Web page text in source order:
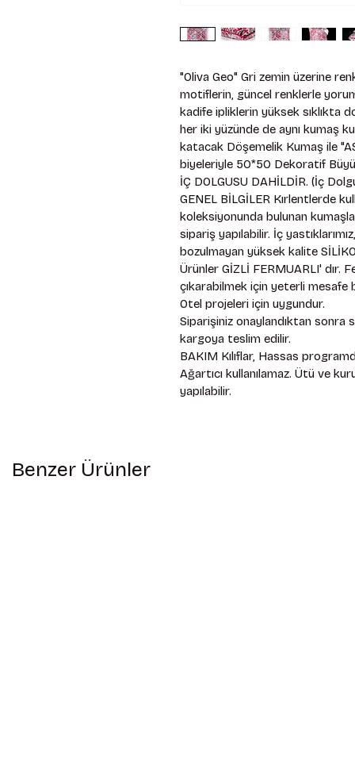
"Oliva Geo" Gri zemin üzerine
motiflerin, güncel renklerle
kadife ipliklerin yüksek sıklıkta
her iki yüzünde de aynı kumaş
katacak Döşemelik Kumaş ile
biyeleriyle 50*50 Dekoratif
İÇ DOLGUSU DAHİLDİR. (İç
GENEL BİLGİLER Kırlentlerde
koleksiyonunda bulunan
sipariş yapılabilir. İç
bozulmayan yüksek kalite
Ürünler GİZLİ FERMUARLI' dır.
çıkarabilmek için yeterli mesafe
Otel projeleri için uygundur.
Siparişiniz onaylandıktan
kargoya teslim edilir.
BAKIM Kılıflar, Hassas
Ağartıcı kullanılamaz. Ütü ve
yapılabilir.
Benzer Ürünler